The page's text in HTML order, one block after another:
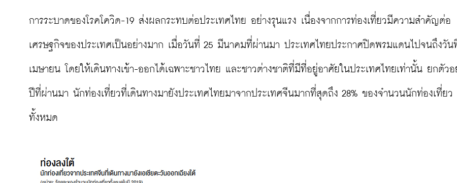
การระบาดของโรคโควิด-19 ส่งผลกระทบต่อประเทศไทย อย่างรุนแรง เนื่องจากการท่องเที่ยวมีความสำคัญต่อ
เศรษฐกิจของประเทศเป็นอย่างมาก เมื่อวันที่ 25 มีนาคมที่ผ่านมา ประเทศไทยประกาศปิดพรมแดนไปจนถึงวัน
เมษายน โดยให้เดินทางเข้า-ออกได้เฉพาะชาวไทย และชาวต่างชาติที่มีที่อยู่อาศัยในประเทศไทยเท่านั้น ยกตัวอ
ปีที่ผ่านมา นักท่องเที่ยวที่เดินทางมายังประเทศไทยมาจากประเทศจีนมากที่สุดถึง 28% ของจำนวนนักท่องเที่ยว
ทั้งหมด